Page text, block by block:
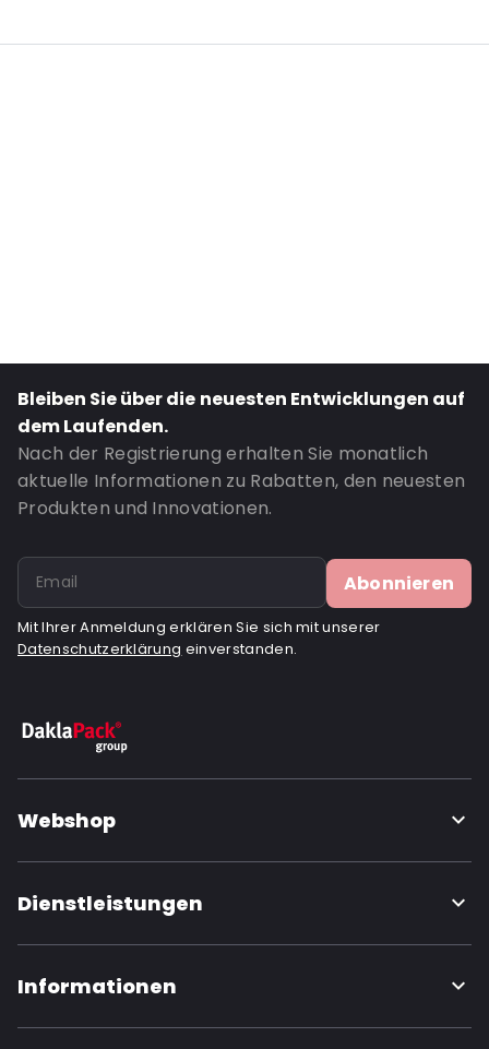
External Length: 165
Bestell-ID: 460168
Bleiben Sie über die neuesten Entwicklungen auf
dem Laufenden.
Nach der Registrierung erhalten Sie monatlich
aktuelle Informationen zu Rabatten, den neuesten
Produkten und Innovationen.
Abonnieren
Mit Ihrer Anmeldung erklären Sie sich mit unserer
Datenschutzerklärung einverstanden.
Webshop
Dienstleistungen
Informationen